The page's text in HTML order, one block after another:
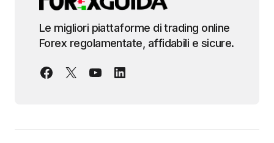
Le migliori piattaforme di trading online
Forex regolamentate, affidabili e sicure.